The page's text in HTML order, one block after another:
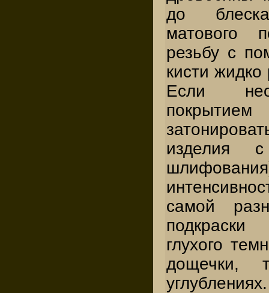
до
матового
резьбу с
кисти
Если
изделия
самой
глухого
дощечки,
углублениях.